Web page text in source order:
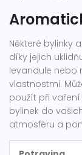
Některé bylinky
díky jejich
levandule nebo
vlastnostmi.
použít při
bylinek do
atmosféru a